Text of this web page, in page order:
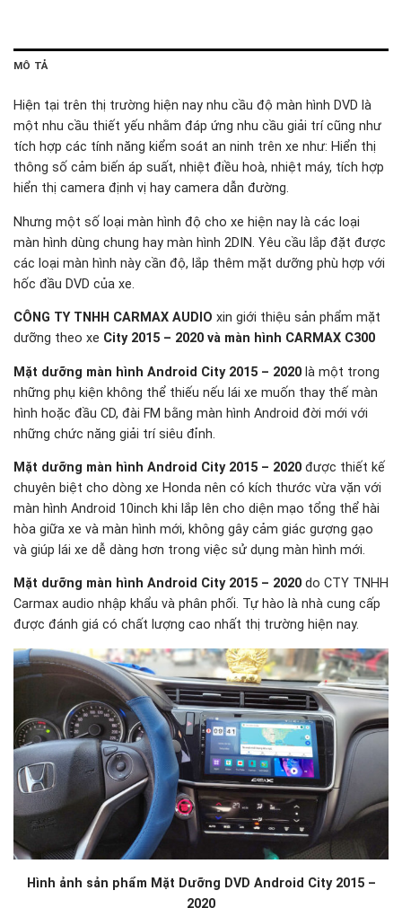
MÔ TẢ
Hiện tại trên thị trường hiện nay nhu cầu độ màn hình DVD là
một nhu cầu thiết yếu nhằm đáp ứng nhu cầu giải trí cũng như
tích hợp các tính năng kiểm soát an ninh trên xe như: Hiển thị
thông số cảm biến áp suất, nhiệt điều hoà, nhiệt máy, tích hợp
hiển thị camera định vị hay camera dẫn đường.
Nhưng một số loại màn hình độ cho xe hiện nay là các loại
màn hình dùng chung hay màn hình 2DIN. Yêu cầu lắp đặt được
các loại màn hình này cần độ, lắp thêm mặt dưỡng phù hợp với
hốc đầu DVD của xe.
CÔNG TY TNHH CARMAX AUDIO xin giới thiệu sản phẩm mặt
dưỡng theo xe City 2015 – 2020 và màn hình CARMAX C300
Mặt dưỡng màn hình Android City 2015 – 2020 là một trong
những phụ kiện không thể thiếu nếu lái xe muốn thay thế màn
hình hoặc đầu CD, đài FM bằng màn hình Android đời mới với
những chức năng giải trí siêu đỉnh.
Mặt dưỡng màn hình Android City 2015 – 2020 được thiết kế
chuyên biệt cho dòng xe Honda nên có kích thước vừa vặn với
màn hình Android 10inch khi lắp lên cho diện mạo tổng thể hài
hòa giữa xe và màn hình mới, không gây cảm giác gượng gạo
và giúp lái xe dễ dàng hơn trong việc sử dụng màn hình mới.
Mặt dưỡng màn hình Android City 2015 – 2020 do CTY TNHH
Carmax audio nhập khẩu và phân phối. Tự hào là nhà cung cấp
được đánh giá có chất lượng cao nhất thị trường hiện nay.
Hình ảnh sản phẩm Mặt Dưỡng DVD Android City 2015 –
2020